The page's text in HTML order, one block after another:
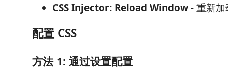
CSS Injector: Reload Window- 重新
配置 CSS
方法 1: 通过设置配置